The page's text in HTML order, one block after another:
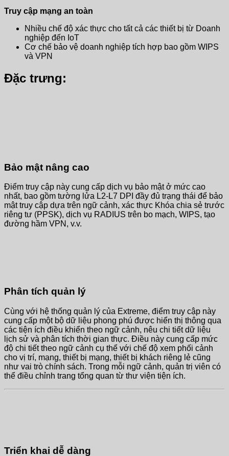
Truy cập mạng an toàn
Nhiều chế độ xác thực cho tất cả các thiết bị từ Doanh
nghiệp đến IoT
Cơ chế bảo vệ doanh nghiệp tích hợp bao gồm WIPS
và VPN
Đặc trưng:
Bảo mật nâng cao
Điểm truy cập này cung cấp dịch vụ bảo mật ở mức cao
nhất, bao gồm tường lửa L2-L7 DPI đầy đủ trạng thái để bảo
mật truy cập dựa trên ngữ cảnh, xác thực Khóa chia sẻ trước
riêng tư (PPSK), dịch vụ RADIUS trên bo mạch, WIPS, tạo
đường hầm VPN, v.v.
Phân tích quản lý
Cùng với hệ thống quản lý của Extreme, điểm truy cập này
cung cấp một bộ dữ liệu phong phú được hiển thị thông qua
các tiện ích điều khiển theo ngữ cảnh, nêu chi tiết dữ liệu
lịch sử và phân tích thời gian thực. Điều này cung cấp mức
độ chi tiết theo ngữ cảnh cụ thể với chế độ xem phối cảnh
cho vị trí, mạng, thiết bị mạng, thiết bị khách riêng lẻ cũng
như vai trò chính sách. Trong mỗi ngữ cảnh, quản trị viên có
thể điều chỉnh trang tổng quan từ thư viện tiện ích.
Triển khai dễ dàng